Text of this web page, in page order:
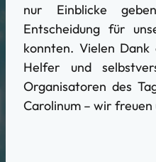
nur Einblicke
Entscheidung für
konnten. Vielen
Helfer und
Organisatoren des
Carolinum – wir freuen